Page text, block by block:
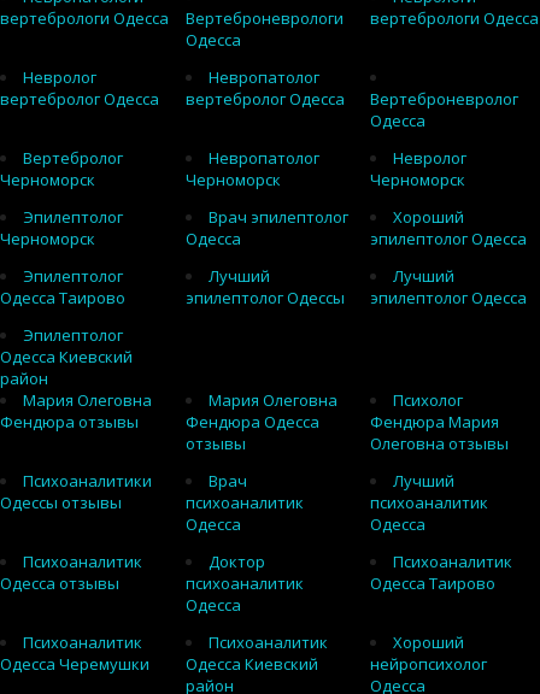
вертебрологи Одесса
Вертеброневрологи
Одесса
вертебрологи Одесса
Невролог
вертебролог Одесса
Невропатолог
вертебролог Одесса
Вертеброневролог
Одесса
Вертебролог
Черноморск
Невропатолог
Черноморск
Невролог
Черноморск
Эпилептолог
Черноморск
Врач эпилептолог
Одесса
Хороший
эпилептолог Одесса
Эпилептолог
Одесса Таирово
Лучший
эпилептолог Одессы
Лучший
эпилептолог Одесса
Эпилептолог
Одесса Киевский
район
Мария Олеговна
Фендюра отзывы
Мария Олеговна
Фендюра Одесса
отзывы
Психолог
Фендюра Мария
Олеговна отзывы
Психоаналитики
Одессы отзывы
Врач
психоаналитик
Одесса
Лучший
психоаналитик
Одесса
Психоаналитик
Одесса отзывы
Доктор
психоаналитик
Одесса
Психоаналитик
Одесса Таирово
Психоаналитик
Одесса Черемушки
Психоаналитик
Одесса Киевский
район
Хороший
нейропсихолог
Одесса